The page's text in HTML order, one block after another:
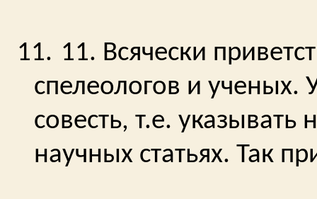
11. 11. Всячески
спелеологов и
совесть, т.е. указывать
научных статьях. Так